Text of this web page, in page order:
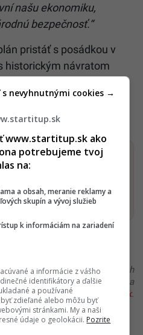
našu ekonomiku,
bezpečnosť.“
pristáť s posádkou v
historickým návratom
v roku 2027 počas
ostávajú oneskorenia
pristávacích modulov.
Google odporúčaní
zdroj
Startitup, odkaz sa otvorí v
V prípade, že máš postreh
v článku chybu, napíš nám na
redakcia@startitup.sk.
www.startitup.sk ako
potrebujeme tvoj
na:
a obsah, meranie reklamy a
skupín a vývoj služieb
k informáciám na zariadení
a informácie z vášho
identifikátory a ďalšie
a používané
zdieľané alebo môžu byť
stránkami. My a naši
údaje o geolokácii. Pozrite
s nevyhnutnými cookies →